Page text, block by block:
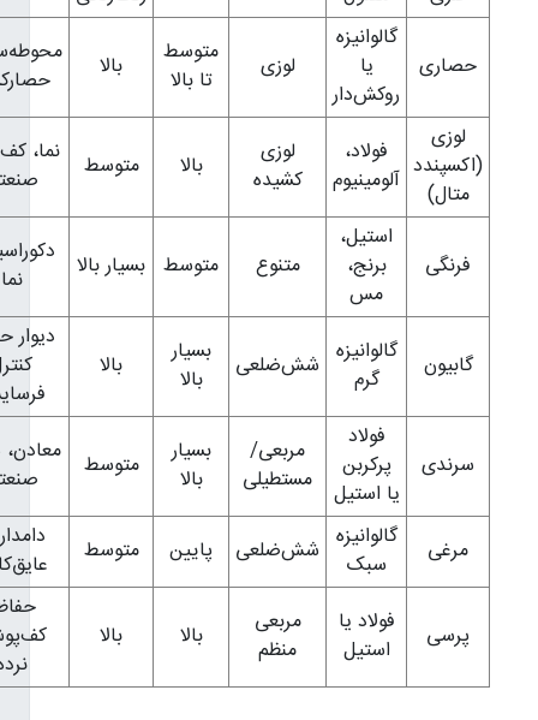
حصاری
گالوانیزه
یا
روکش‌دار
متوسط
بالا
محوطه‌سازی،
حصارکشی
(اکسپندد
فولاد،
آلومینیوم
کشیده
متوسط
نما، کف‌پوش
صنعتی
استیل،
برنج،
متوسط بسیار بالا
دکوراسیون،
گابیون
گالوانیزه
گرم
شش‌ضلعی
بالا
دیوار حائل،
فرسایش
سرندی
پرکربن
یا استیل
مربعی/
مستطیلی
بسیار
بالا
متوسط
معادن، سرند
صنعتی
گالوانیزه
سبک
شش‌ضلعی پایین متوسط
دامداری،
عایق‌کاری
فولاد یا
استیل
مربعی
حفاظ،
کف‌پوش،